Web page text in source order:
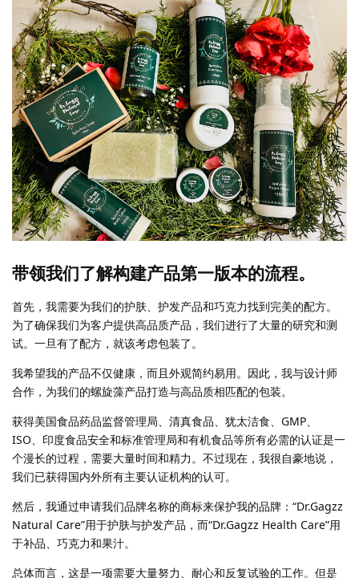
带领我们了解构建产品第一版本的流程。
首先，我需要为我们的护肤、护发产品和巧克力找到完美的配方。
为了确保我们为客户提供高品质产品，我们进行了大量的研究和测
试。一旦有了配方，就该考虑包装了。
我希望我的产品不仅健康，而且外观简约易用。因此，我与设计师
合作，为我们的螺旋藻产品打造与高品质相匹配的包装。
获得美国食品药品监督管理局、清真食品、犹太洁食、GMP、
ISO、印度食品安全和标准管理局和有机食品等所有必需的认证是一
个漫长的过程，需要大量时间和精力。不过现在，我很自豪地说，
我们已获得国内外所有主要认证机构的认可。
然后，我通过申请我们品牌名称的商标来保护我的品牌：“Dr.Gagzz
Natural Care”用于护肤与护发产品，而“Dr.Gagzz Health Care”用
于补品、巧克力和果汁。
总体而言，这是一项需要大量努力、耐心和反复试验的工作。但是